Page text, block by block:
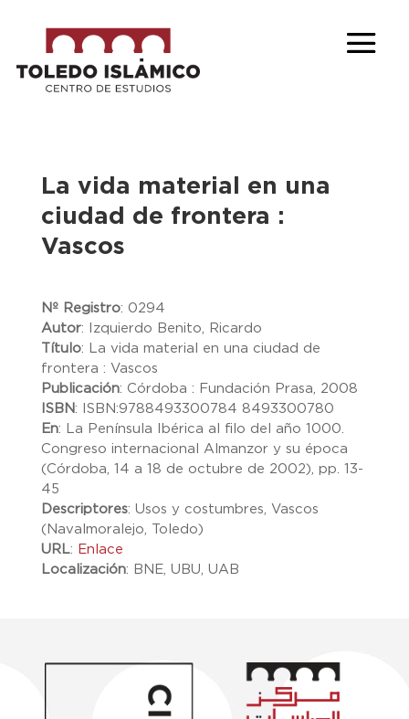
La vida material en una
ciudad de frontera :
Vascos
Nº Registro: 0294
Autor:
Izquierdo Benito, Ricardo
Título: La vida material en una ciudad de
frontera : Vascos
Publicación: Córdoba : Fundación Prasa, 2008
ISBN:
ISBN:9788493300784 8493300780
En: La Península Ibérica al filo del año 1000.
Congreso internacional Almanzor y su época
(Córdoba, 14 a 18 de octubre de 2002), pp. 13-
45
Descriptores: Usos y costumbres, Vascos
(Navalmoralejo, Toledo)
URL: Enlace
Localización: BNE, UBU, UAB